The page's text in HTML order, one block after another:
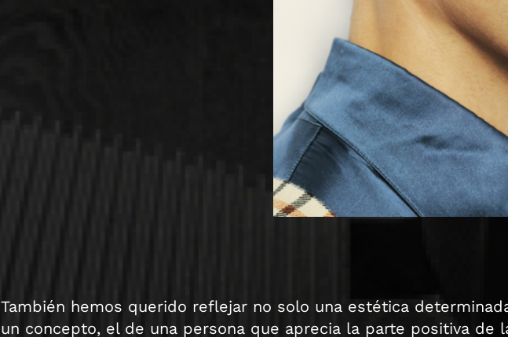
También hemos querido reflejar no solo una estética
un concepto, el de una persona que aprecia la parte positiva de